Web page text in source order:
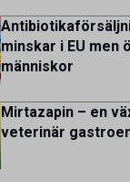
minskar i EU men
människor
Mirtazapin – en
veterinär